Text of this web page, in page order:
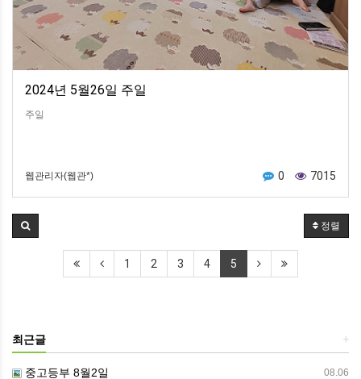
2024년 5월26일 주일
주일
웹관리자(웹관*) 0 7015
정렬
1 2 3 4 5
+
최근글
08.06
중고등부 8월2일